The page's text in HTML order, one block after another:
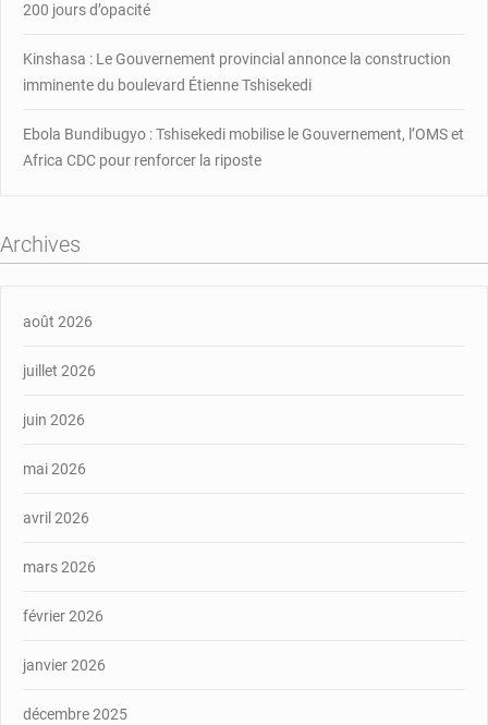
200 jours d’opacité
Kinshasa : Le Gouvernement provincial annonce la construction
imminente du boulevard Étienne Tshisekedi
Ebola Bundibugyo : Tshisekedi mobilise le Gouvernement, l’OMS et
Africa CDC pour renforcer la riposte
Archives
août 2026
juillet 2026
juin 2026
mai 2026
avril 2026
mars 2026
février 2026
janvier 2026
décembre 2025